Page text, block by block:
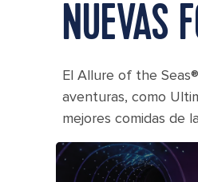
NUEVAS
El Allure of the
aventuras, como
mejores comidas de